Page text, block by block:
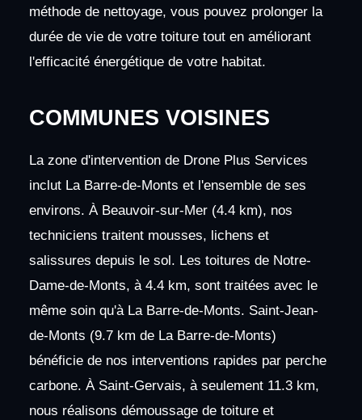
méthode de nettoyage, vous pouvez prolonger la
durée de vie de votre toiture tout en améliorant
l'efficacité énergétique de votre habitat.
COMMUNES VOISINES
La zone d'intervention de Drone Plus Services
inclut La Barre-de-Monts et l'ensemble de ses
environs. À Beauvoir-sur-Mer (4.4 km), nos
techniciens traitent mousses, lichens et
salissures depuis le sol. Les toitures de Notre-
Dame-de-Monts, à 4.4 km, sont traitées avec le
même soin qu'à La Barre-de-Monts. Saint-Jean-
de-Monts (9.7 km de La Barre-de-Monts)
bénéficie de nos interventions rapides par perche
carbone. À Saint-Gervais, à seulement 11.3 km,
nous réalisons démoussage de toiture et